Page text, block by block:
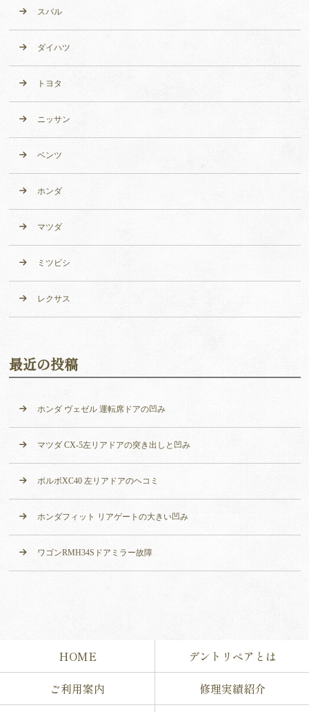
スバル
ダイハツ
トヨタ
ニッサン
ベンツ
ホンダ
マツダ
ミツビシ
レクサス
最近の投稿
ホンダ ヴェゼル 運転席ドアの凹み
マツダ CX-5左リアドアの突き出しと凹み
ボルボXC40 左リアドアのヘコミ
ホンダフィット リアゲートの大きい凹み
ワゴンRMH34Sドアミラー故障
HOME
デントリペアとは
ご利用案内
修理実績紹介